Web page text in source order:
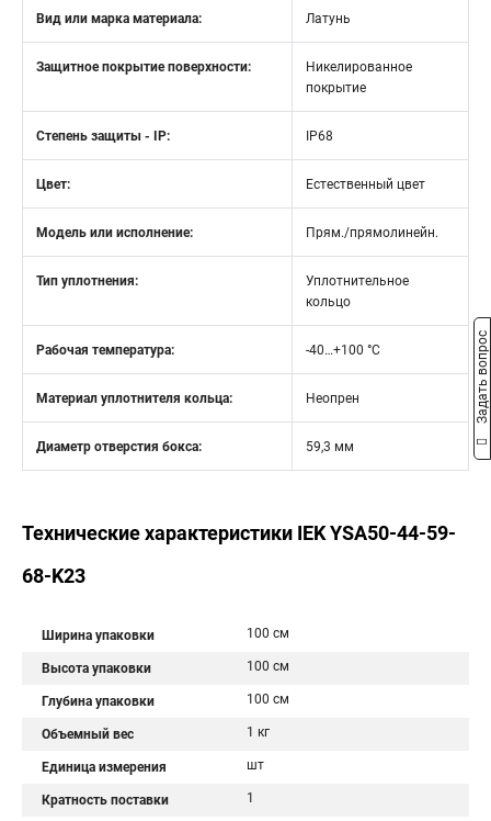
Вид или марка материала: Латунь
Защитное покрытие поверхности:
Никелированное
покрытие
Степень защиты - IP: IP68
Цвет: Естественный цвет
Модель или исполнение: Прям./прямолинейн.
Тип уплотнения:
Уплотнительное
кольцо
Рабочая температура: -40…+100 °C
Материал уплотнителя кольца: Неопрен
Диаметр отверстия бокса: 59,3 мм
Технические характеристики IEK YSA50-44-59-
68-K23
Ширина упаковки 100 см
Высота упаковки 100 см
Глубина упаковки 100 см
Объемный вес 1 кг
Единица измерения шт
Кратность поставки 1
Задать вопрос